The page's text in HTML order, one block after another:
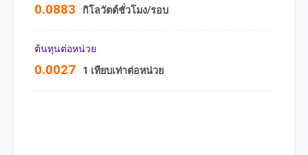
0.0883 กิโลวัตต์ชั่วโมง/รอบ
ต้นทุนต่อหน่วย
0.0027 1 เทียบเท่าต่อหน่วย